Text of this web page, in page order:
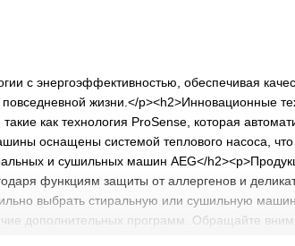
с энергоэффективностью, обеспечивая
жизни.</p><h2>Инновационные
как технология ProSense, которая
оснащены системой теплового насоса,
и сушильных машин AEG</
функциям защиты от аллергенов и
выбрать стиральную или сушильную
дополнительных программ. Обращайте